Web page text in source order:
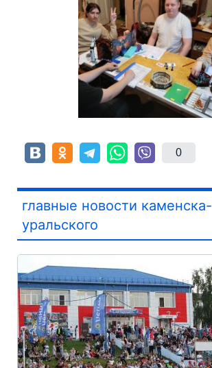
0
главные новости каменска-
уральского